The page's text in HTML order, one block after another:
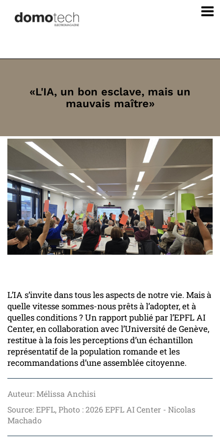
«L'IA, un bon esclave, mais un
mauvais maître»
L’IA s’invite dans tous les aspects de notre vie. Mais à
quelle vitesse sommes-nous prêts à l’adopter, et à
quelles conditions ? Un rapport publié par l’EPFL AI
Center, en collaboration avec l’Université de Genève,
restitue à la fois les perceptions d’un échantillon
représentatif de la population romande et les
recommandations d’une assemblée citoyenne.
Auteur: Mélissa Anchisi
Source: EPFL, Photo : 2026 EPFL AI Center - Nicolas
Machado